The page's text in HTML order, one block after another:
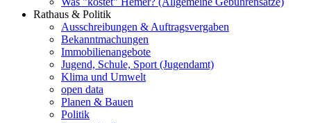
Rathaus & Politik
Ausschreibungen & Auftragsvergaben
Bekanntmachungen
Immobilienangebote
Jugend, Schule, Sport (Jugendamt)
Klima und Umwelt
open data
Planen & Bauen
Politik